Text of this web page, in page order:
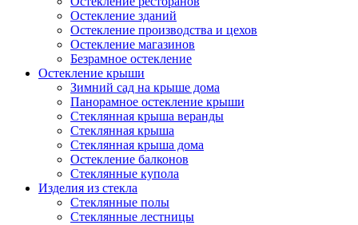
Остекление зданий
Остекление производства и цехов
Остекление магазинов
Безрамное остекление
Остекление крыши
Зимний сад на крыше дома
Панорамное остекление крыши
Стеклянная крыша веранды
Стеклянная крыша
Стеклянная крыша дома
Остекление балконов
Стеклянные купола
Изделия из стекла
Стеклянные полы
Стеклянные лестницы